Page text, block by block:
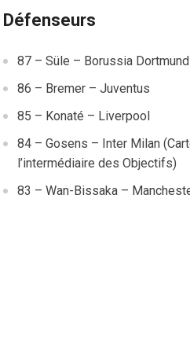
Défenseurs
87 – Süle – Borussia Dortmund
86 – Bremer – Juventus
85 – Konaté – Liverpool
84 – Gosens – Inter Milan
l’intermédiaire des Objectifs)
83 – Wan-Bissaka –